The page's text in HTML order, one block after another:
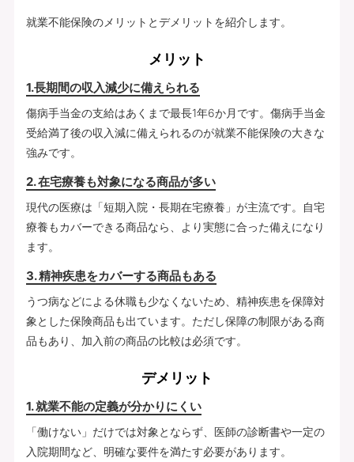
就業不能保険のメリットとデメリットを紹介します。
メリット
1.長期間の収入減少に備えられる
傷病手当金の支給はあくまで最長1年6か月です。傷病手当金
受給満了後の収入減に備えられるのが就業不能保険の大きな
強みです。
2. 在宅療養も対象になる商品が多い
現代の医療は「短期入院・長期在宅療養」が主流です。自宅
療養もカバーできる商品なら、より実態に合った備えになり
ます。
3. 精神疾患をカバーする商品もある
うつ病などによる休職も少なくないため、精神疾患を保障対
象とした保険商品も出ています。ただし保障の制限がある商
品もあり、加入前の商品の比較は必須です。
デメリット
1. 就業不能の定義が分かりにくい
「働けない」だけでは対象とならず、医師の診断書や一定の
入院期間など、明確な要件を満たす必要があります。